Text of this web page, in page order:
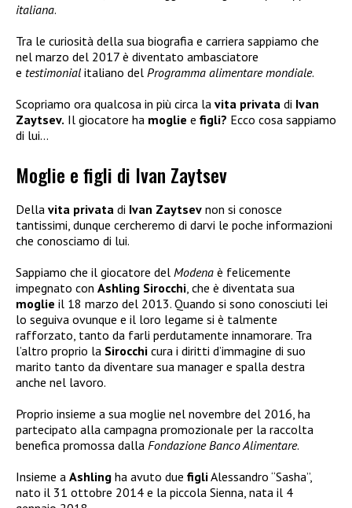
italiana.
Tra le curiosità della sua biografia e carriera sappiamo che
nel marzo del 2017 è diventato ambasciatore
e testimonial italiano del Programma alimentare mondiale.
Scopriamo ora qualcosa in più circa la vita privata di Ivan
Zaytsev. Il giocatore ha moglie e figli? Ecco cosa sappiamo
di lui…
Moglie e figli di Ivan Zaytsev
Della vita privata di Ivan Zaytsev non si conosce
tantissimi, dunque cercheremo di darvi le poche informazioni
che conosciamo di lui.
Sappiamo che il giocatore del Modena è felicemente
impegnato con Ashling Sirocchi, che è diventata sua
moglie il 18 marzo del 2013. Quando si sono conosciuti lei
lo seguiva ovunque e il loro legame si è talmente
rafforzato, tanto da farli perdutamente innamorare. Tra
l’altro proprio la Sirocchi cura i diritti d’immagine di suo
marito tanto da diventare sua manager e spalla destra
anche nel lavoro.
Proprio insieme a sua moglie nel novembre del 2016, ha
partecipato alla campagna promozionale per la raccolta
benefica promossa dalla Fondazione Banco Alimentare.
Insieme a Ashling ha avuto due figliAlessandro “Sasha”,
nato il 31 ottobre 2014 e la piccola Sienna, nata il 4